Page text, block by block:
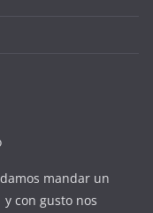
mandar un
y con gusto nos